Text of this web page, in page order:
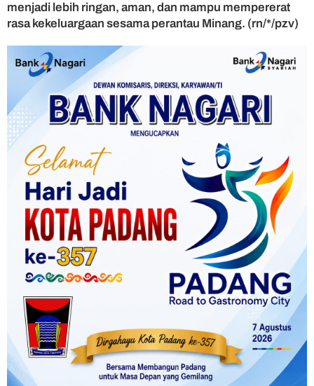
menjadi lebih ringan, aman, dan mampu mempererat
rasa kekeluargaan sesama perantau Minang. (rn/*/pzv)